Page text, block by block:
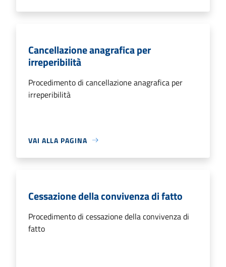
Cancellazione anagrafica per
irreperibilità
Procedimento di cancellazione anagrafica per
irreperibilità
VAI ALLA PAGINA
Cessazione della convivenza di fatto
Procedimento di cessazione della convivenza di
fatto